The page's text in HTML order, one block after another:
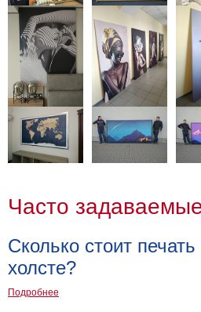
Часто
Сколько стоит
холсте?
Подробнее